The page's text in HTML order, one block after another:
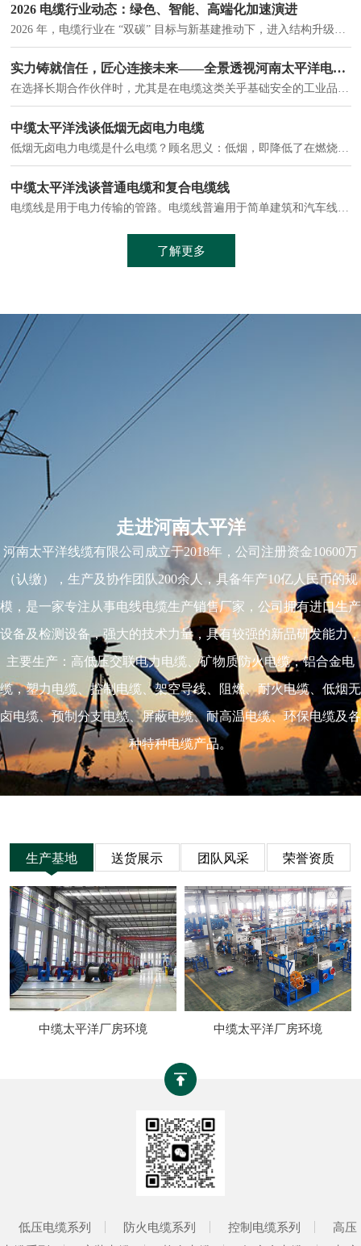
2026 电缆行业动态：绿色、智能、高端化加速演进
2026 年，电缆行业在 “双碳” 目标与新基建推动下，进入结构升级关键期，呈现绿色化、智能化、高端化三大清晰趋势，市场格局持续优化。
实力铸就信任，匠心连接未来——全景透视河南太平洋电缆厂
在选择长期合作伙伴时，尤其是在电缆这类关乎基础安全的工业品上，供应商的“内在实力”远比一纸报价单更重要。今天，我们邀请您“云参观”河南太平洋电缆厂，透过每一个细节，看我们如何将“可靠”二字，铸入每一米电缆。
中缆太平洋浅谈低烟无卤电力电缆
低烟无卤电力电缆是什么电缆？顾名思义：低烟，即降低了在燃烧时有害物体的产生；卤素对于人体来说是一种有毒气体，无卤就是没有毒气体的释放，通常是针对电缆遇火灾时而言的。低烟无卤电力电缆又可以称之为环保电缆，低烟无卤电缆大多数用于医院和对环境卫生要求比较严格的地方。
中缆太平洋浅谈普通电缆和复合电缆线
电缆线是用于电力传输的管路。电缆线普遍用于简单建筑和汽车线材，作为能源输送缆线，电缆线的复杂结构勿庸置疑。根据目标功能，电缆线具有以下一些特点：建筑用和车用线材要求轻质、大批量生产、价格低廉、具有相当的电学和力学性能和长时间的耐老化性能；工业用线材必须具有符合客户要求的性能；
了解更多
走进河南太平洋
河南太平洋线缆有限公司成立于2018年，公司注册资金10600万
（认缴），生产及协作团队200余人，具备年产10亿人民币的规
模，是一家专注从事电线电缆生产销售厂家，公司拥有进口生产
设备及检测设备，强大的技术力量，具有较强的新品研发能力，
主要生产：高低压交联电力电缆、矿物质防火电缆，铝合金电
缆，塑力电缆、控制电缆、架空导线、阻燃、耐火电缆、低烟无
卤电缆、预制分支电缆、屏蔽电缆、耐高温电缆、环保电缆及各
种特种电缆产品。
生产基地 送货展示 团队风采 荣誉资质
中缆太平洋厂房环境 中缆太平洋厂房环境
低压电缆系列 防火电缆系列 控制电缆系列
高压